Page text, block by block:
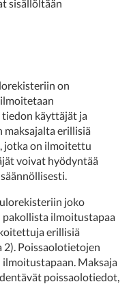
sisällöltään
on
käyttäjät ja
maksajalta erillisiä
jotka on ilmoitettu
voivat hyödyntää
joko
ilmoitustapaa
erillisiä
Poissaolotietojen
Maksaja
poissaolotiedot,